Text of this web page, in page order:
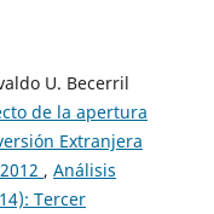
U. Becerril
de la apertura
Extranjera
, Análisis
Tercer